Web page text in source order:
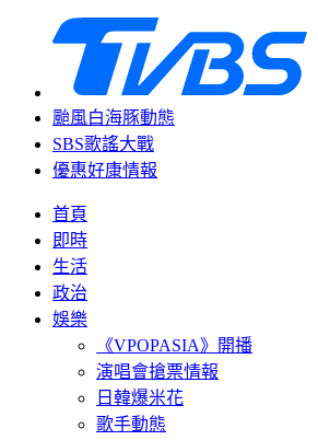
颱風白海豚動態
SBS歌謠大戰
優惠好康情報
首頁
即時
生活
政治
娛樂
《VPOPASIA》開播
演唱會搶票情報
日韓爆米花
歌手動態